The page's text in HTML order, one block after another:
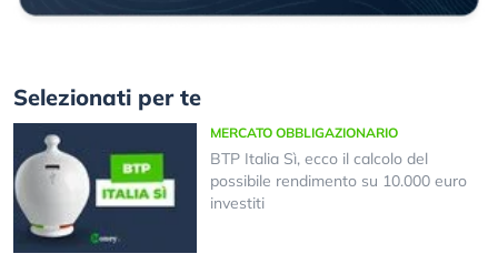
Selezionati per te
MERCATO OBBLIGAZIONARIO
BTP Italia Sì, ecco il calcolo del
possibile rendimento su 10.000 euro
investiti